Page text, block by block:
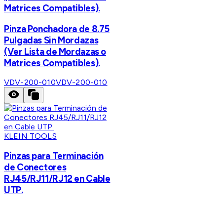
Matrices Compatibles).
Pinza Ponchadora de 8.75
Pulgadas Sin Mordazas
(Ver Lista de Mordazas o
Matrices Compatibles).
VDV-200-010VDV-200-010
KLEIN TOOLS
Pinzas para Terminación
de Conectores
RJ45/RJ11/RJ12 en Cable
UTP.